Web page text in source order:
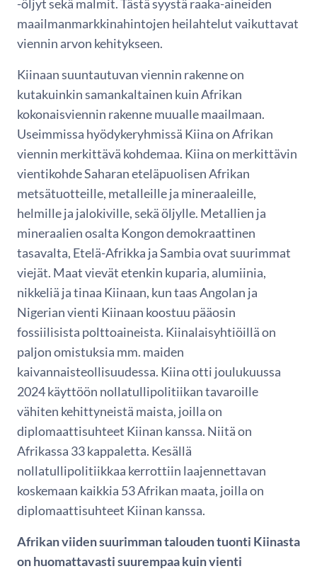
-öljyt sekä malmit. Tästä syystä raaka-aineiden
maailmanmarkkinahintojen heilahtelut vaikuttavat
viennin arvon kehitykseen.
Kiinaan suuntautuvan viennin rakenne on
kutakuinkin samankaltainen kuin Afrikan
kokonaisviennin rakenne muualle maailmaan.
Useimmissa hyödykeryhmissä Kiina on Afrikan
viennin merkittävä kohdemaa. Kiina on merkittävin
vientikohde Saharan eteläpuolisen Afrikan
metsätuotteille, metalleille ja mineraaleille,
helmille ja jalokiville, sekä öljylle. Metallien ja
mineraalien osalta Kongon demokraattinen
tasavalta, Etelä-Afrikka ja Sambia ovat suurimmat
viejät. Maat vievät etenkin kuparia, alumiinia,
nikkeliä ja tinaa Kiinaan, kun taas Angolan ja
Nigerian vienti Kiinaan koostuu pääosin
fossiilisista polttoaineista. Kiinalaisyhtiöillä on
paljon omistuksia mm. maiden
kaivannaisteollisuudessa. Kiina otti joulukuussa
2024 käyttöön nollatullipolitiikan tavaroille
vähiten kehittyneistä maista, joilla on
diplomaattisuhteet Kiinan kanssa. Niitä on
Afrikassa 33 kappaletta. Kesällä
nollatullipolitiikkaa kerrottiin laajennettavan
koskemaan kaikkia 53 Afrikan maata, joilla on
diplomaattisuhteet Kiinan kanssa.
Afrikan viiden suurimman talouden tuonti Kiinasta
on huomattavasti suurempaa kuin vienti